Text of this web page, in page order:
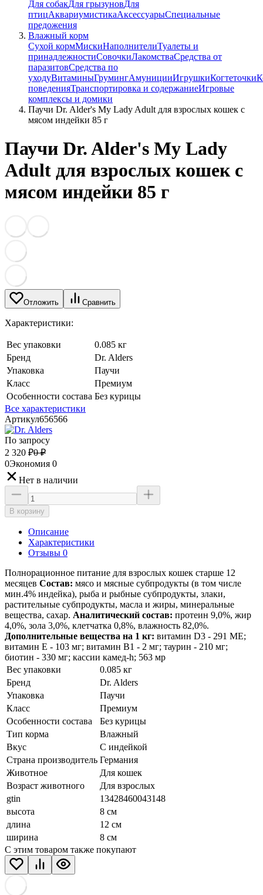
Для собакДля грызуновДля
птицАквариумистикаАксессуарыСпециальные
предожения
Влажный корм
Сухой кормМискиНаполнителиТуалеты и
принадлежностиСовочкиЛакомстваСредства от
паразитовСредства по
уходуВитаминыГрумингАмуницииИгрушкиКогтеточки
поведенияТранспортировка и содержаниеИгровые
комплексы и домики
Паучи Dr. Alder's My Lady Adult для взрослых кошек с
мясом индейки 85 г
Паучи Dr. Alder's My Lady
Adult для взрослых кошек с
мясом индейки 85 г
Отложить Сравнить
Характеристики:
Вес упаковки
0.085 кг
Бренд
Dr. Alders
Упаковка
Паучи
Класс
Премиум
Особенности состава Без курицы
Все характеристики
Артикул656566
По запросу
2 320 ₽0 ₽
0Экономия 0
Нет в наличии
В корзину
Описание
Характеристики
Отзывы 0
Полнорационное питание для взрослых кошек старше 12
месяцев Состав: мясо и мясные субпродукты (в том числе
мин.4% индейка), рыба и рыбные субпродукты, злаки,
растительные субпродукты, масла и жиры, минеральные
вещества, сахар. Аналитический состав: протеин 9,0%, жир
4,0%, зола 3,0%, клетчатка 0,8%, влажность 82,0%.
Дополнительные вещества на 1 кг: витамин D3 - 291 МЕ;
витамин Е - 103 мг; витамин В1 - 2 мг; таурин - 210 мг;
биотин - 330 мг; кассии камед-h; 563 мp
Вес упаковки
0.085 кг
Бренд
Dr. Alders
Упаковка
Паучи
Класс
Премиум
Особенности состава
Без курицы
Тип корма
Влажный
Вкус
С индейкой
Страна производитель Германия
Животное
Для кошек
Возраст животного
Для взрослых
gtin
13428460043148
высота
8 см
длина
12 см
ширина
8 см
С этим товаром также покупают